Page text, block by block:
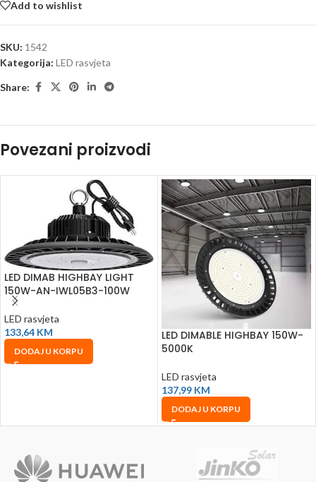
Add to wishlist
SKU: 1542
Kategorija: LED rasvjeta
Share:
Povezani proizvodi
LED DIMAB HIGHBAY LIGHT
150W-AN-IWL05B3-100W
LED rasvjeta
133,64 KM
DODAJ U KORPU
LED DIMABLE HIGHBAY 150W-
5000K
LED rasvjeta
137,99 KM
DODAJ U KORPU